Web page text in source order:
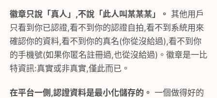
徽章只說「真人」,不說「此人叫某某某」。 其他用戶
只看到你已認證,看不到你的認證自拍,看不到系統用來
確認你的資料,看不到你的真名(你從沒給過),看不到你
的手機號(如果你匿名註冊過,也從沒給過)。徽章是一比
特資訊:真實或非真實,僅此而已。
在平台一側,認證資料是最小化儲存的。 一個做得好的